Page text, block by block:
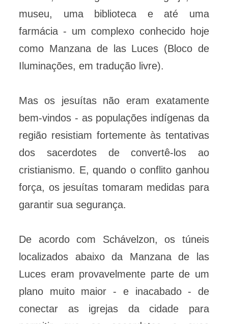
museu, uma biblioteca e até uma
farmácia - um complexo conhecido hoje
como Manzana de las Luces (Bloco de
Iluminações, em tradução livre).
Mas os jesuítas não eram exatamente
bem-vindos - as populações indígenas da
região resistiam fortemente às tentativas
dos sacerdotes de convertê-los ao
cristianismo. E, quando o conflito ganhou
força, os jesuítas tomaram medidas para
garantir sua segurança.
De acordo com Schávelzon, os túneis
localizados abaixo da Manzana de las
Luces eram provavelmente parte de um
plano muito maior - e inacabado - de
conectar as igrejas da cidade para